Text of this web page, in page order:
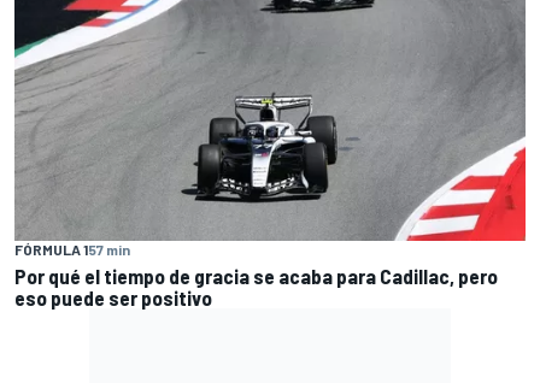
FÓRMULA 157 min
Por qué el tiempo de gracia se acaba para Cadillac, pero
eso puede ser positivo